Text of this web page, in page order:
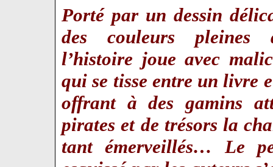
Porté par un dessin
des couleurs pleines
l’histoire joue avec
qui se tisse entre un livre
offrant à des gamins
pirates et de trésors la
tant émerveillés… Le